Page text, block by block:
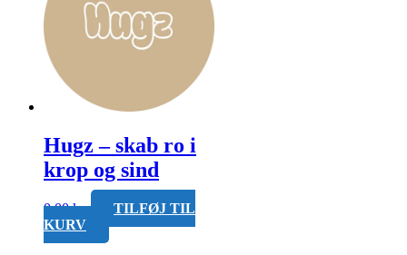
Hugz – skab ro i
krop og sind
0,00kr.
TILFØJ TIL
KURV